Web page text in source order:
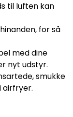
til luften kan
for så
med dine
nyt udstyr.
smukke
airfryer.